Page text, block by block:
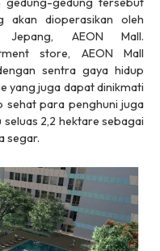
akan dioperasikan oleh
AEON Mall.
store, AEON Mall
sentra gaya hidup
yang juga dapat dinikmati
sehat para penghuni juga
2,2 hektare sebagai
segar.